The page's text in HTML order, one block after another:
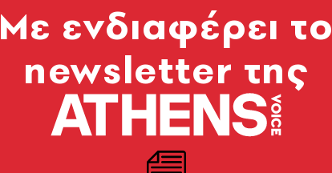
Mε ενδιαφέρει το
newsletter της